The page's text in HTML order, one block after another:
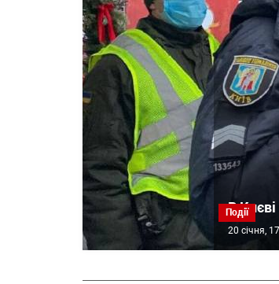
Події
В
20 січня,